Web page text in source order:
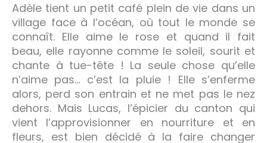
Adèle tient un petit café plein de vie dans un
village face à l’océan, où tout le monde se
connaît. Elle aime le rose et quand il fait
beau, elle rayonne comme le soleil, sourit et
chante à tue-tête ! La seule chose qu’elle
n’aime pas… c’est la pluie ! Elle s’enferme
alors, perd son entrain et ne met pas le nez
dehors. Mais Lucas, l’épicier du canton qui
vient l’approvisionner en nourriture et en
fleurs, est bien décidé à la faire changer